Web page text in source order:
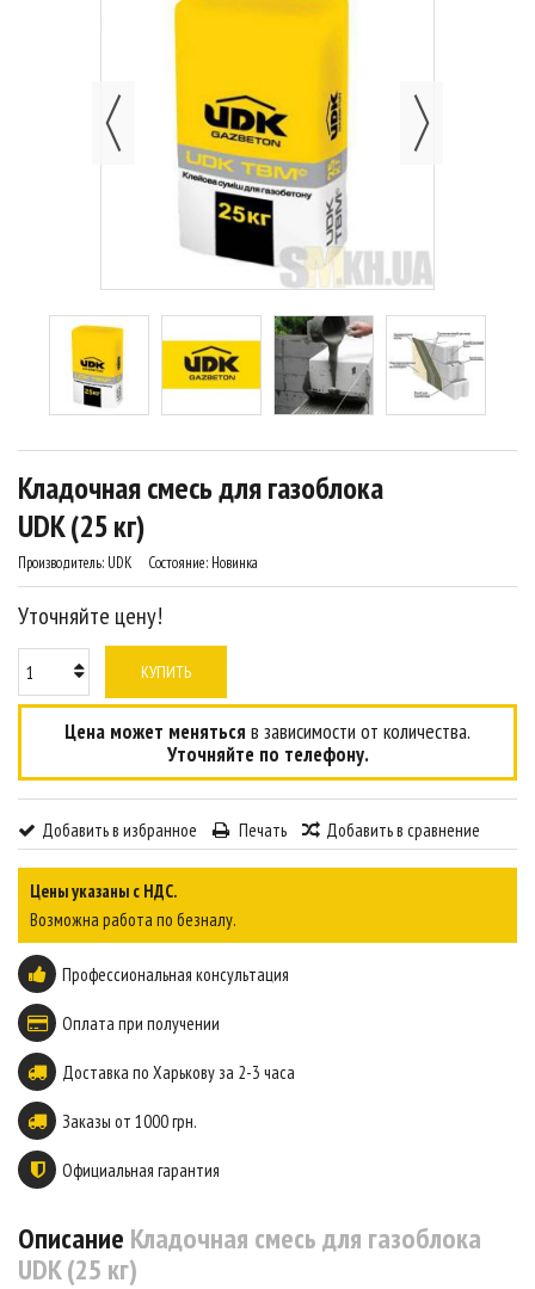
Кладочная смесь для газоблока
UDK (25 кг)
Производитель: UDK Состояние: Новинка
Уточняйте цену!
КУПИТЬ
Цена может меняться в зависимости от количества.
Уточняйте по телефону.
Добавить в избранное Печать Добавить в сравнение
Цены указаны с НДС.
Возможна работа по безналу.
Профессиональная консультация
Оплата при получении
Доставка по Харькову за 2-3 часа
Заказы от 1000 грн.
Официальная гарантия
Описание Кладочная смесь для газоблока
UDK (25 кг)